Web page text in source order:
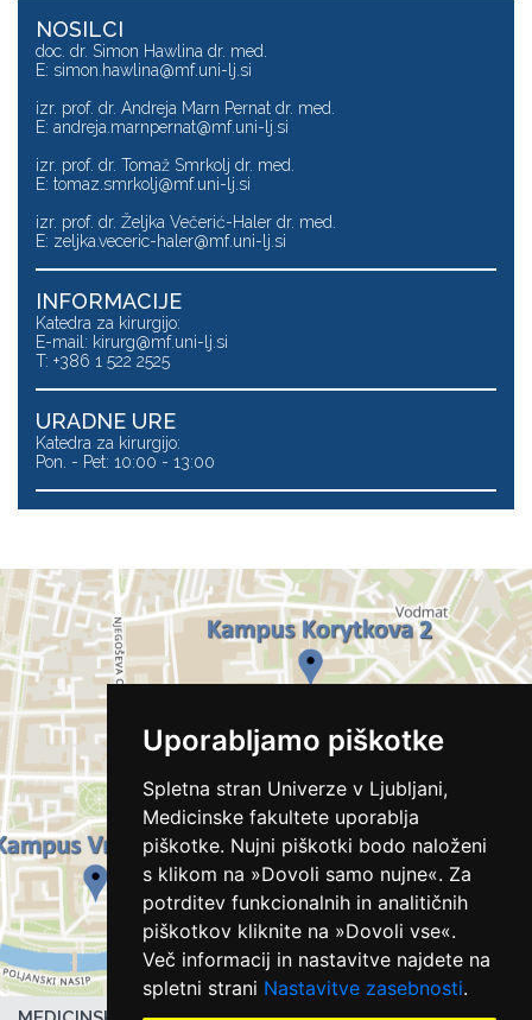
Uporabljamo piškotke
Spletna stran Univerze v Ljubljani,
Medicinske fakultete uporablja
piškotke. Nujni piškotki bodo naloženi
s klikom na »Dovoli samo nujne«. Za
potrditev funkcionalnih in analitičnih
piškotkov kliknite na »Dovoli vse«.
Več informacij in nastavitve najdete na
spletni strani Nastavitve zasebnosti.
NOSILCI
doc. dr. Simon Hawlina dr. med.
E: simon.hawlina@mf.uni-lj.si
izr. prof. dr. Andreja Marn Pernat dr. med.
E: andreja.marnpernat@mf.uni-lj.si
izr. prof. dr. Tomaž Smrkolj dr. med.
E: tomaz.smrkolj@mf.uni-lj.si
izr. prof. dr. Željka Večerić-Haler dr. med.
E: zeljka.veceric-haler@mf.uni-lj.si
INFORMACIJE
Katedra za kirurgijo:
E-mail: kirurg@mf.uni-lj.si
T: +386 1 522 2525
URADNE URE
Katedra za kirurgijo:
Pon. - Pet: 10:00 - 13:00